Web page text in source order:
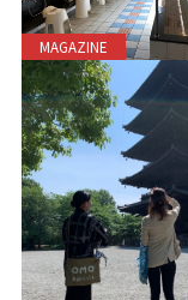
MAGAZINE